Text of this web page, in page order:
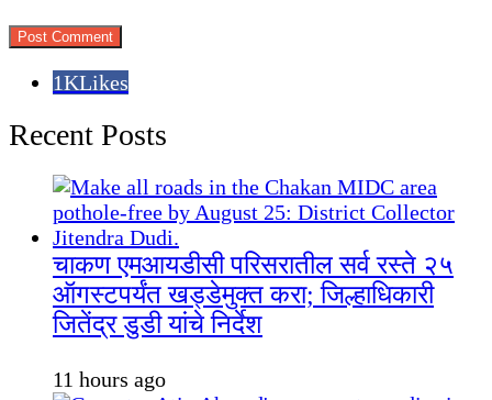
1KLikes
Recent Posts
चाकण एमआयडीसी परिसरातील सर्व रस्ते २५
ऑगस्टपर्यंत खड्डेमुक्त करा; जिल्हाधिकारी
जितेंद्र डुडी यांचे निर्देश
11 hours ago